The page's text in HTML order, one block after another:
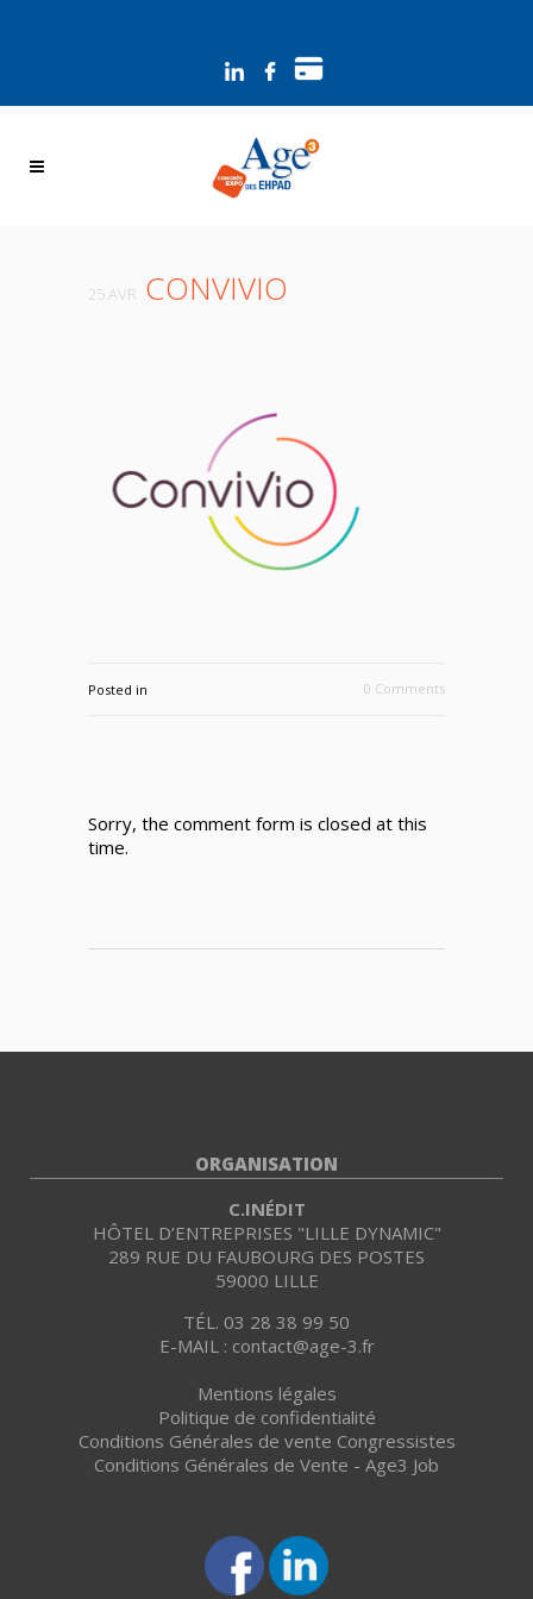
25 AVR CONVIVIO
Posted in 0 Comments
Sorry, the comment form is closed at this
time.
ORGANISATION
C.INÉDIT
HÔTEL D’ENTREPRISES "LILLE DYNAMIC"
289 RUE DU FAUBOURG DES POSTES
59000 LILLE
TÉL. 03 28 38 99 50
E-MAIL : contact@age-3.fr
Mentions légales
Politique de confidentialité
Conditions Générales de vente Congressistes
Conditions Générales de Vente - Age3 Job